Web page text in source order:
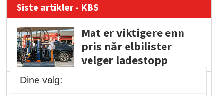
Siste artikler - KBS
Mat er viktigere enn
pris når elbilister
velger ladestopp
Dine valg: